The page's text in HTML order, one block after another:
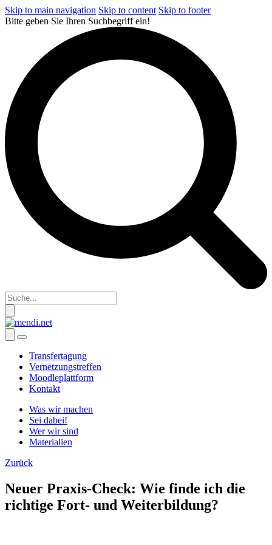
Skip to main navigation Skip to content Skip to footer
Bitte geben Sie Ihren Suchbegriff ein!
Transfertagung
Vernetzungstreffen
Moodleplattform
Kontakt
Was wir machen
Sei dabei!
Wer wir sind
Materialien
Zurück
Neuer Praxis-Check: Wie finde ich die
richtige Fort- und Weiterbildung?